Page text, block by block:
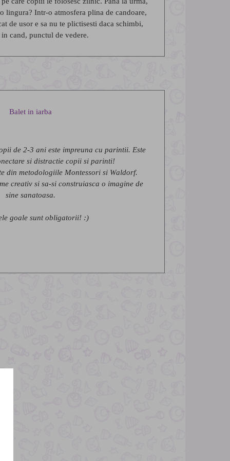
lingura? Intr-o atmosfera plina de candoare,
de usor e sa nu te plictisesti daca schimbi,
cand, punctul de vedere.
Balet in iarba
de 2-3 ani este impreuna cu parintii. Este
si distractie copii si parinti!
din metodologiile Montessori si Waldorf.
creativ si sa-si construiasca o imagine de
sine sanatoasa.
goale sunt obligatorii! :)